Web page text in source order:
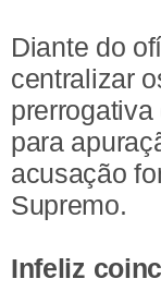
Diante do
centralizar
para
acusação
Supremo.
Infeliz